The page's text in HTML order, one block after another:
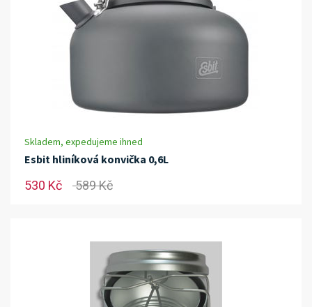
Skladem, expedujeme ihned
Esbit hliníková konvička 0,6L
530 Kč 589 Kč